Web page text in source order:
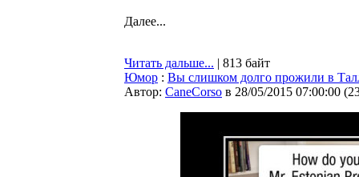
Далее...
Читать дальше... | 813 байт
Юмор : Вы слишком долго прожили в
Автор: CaneCorso в 28/05/2015 07:00:00 (